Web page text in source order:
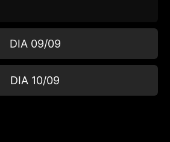
DIA 09/09
DIA 10/09